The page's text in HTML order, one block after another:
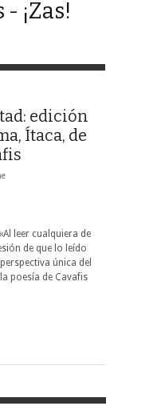
¡Zas!
edición
Ítaca, de
leer cualquiera de
de que lo leído
única del
poesía de Cavafis